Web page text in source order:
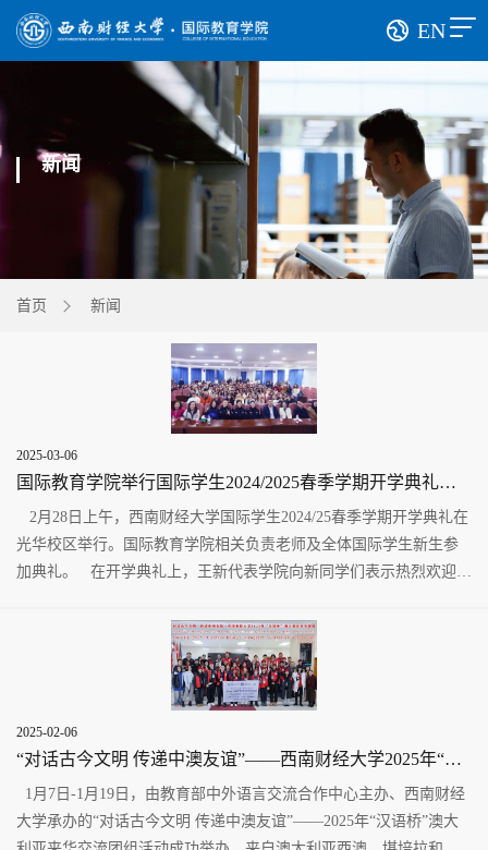
EN
新闻
首页 新闻
2025-03-06
国际教育学院举行国际学生2024/2025春季学期开学典礼暨入学教育
2月28日上午，西南财经大学国际学生2024/25春季学期开学典礼在
光华校区举行。国际教育学院相关负责老师及全体国际学生新生参
加典礼。 在开学典礼上，王新代表学院向新同学们表示热烈欢迎，
2025-02-06
“对话古今文明 传递中澳友谊”——西南财经大学2025年“汉语桥”澳大利亚来华团组精彩集锦
1月7日-1月19日，由教育部中外语言交流合作中心主办、西南财经
大学承办的“对话古今文明 传递中澳友谊”——2025年“汉语桥”澳大